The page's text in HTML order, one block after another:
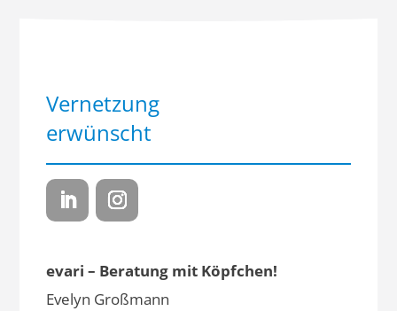
Vernetzung
erwünscht
evari – Beratung mit Köpfchen!
Evelyn Großmann